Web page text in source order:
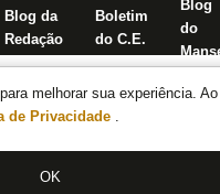
melhorar sua experiência.
de Privacidade .
OK
Blog da
Redação
Boletim
do C.E.
Blog
do